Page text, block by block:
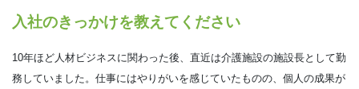
入社のきっかけを教えてください
10年ほど人材ビジネスに関わった後、直近は介護施設の施設長として勤
務していました。仕事にはやりがいを感じていたものの、個人の成果が